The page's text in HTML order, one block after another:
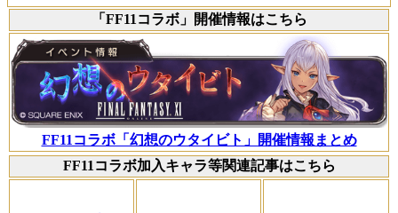
「FF11コラボ」開催情報はこちら
FF11コラボ「幻想のウタイビト」開催情報まとめ
FF11コラボ加入キャラ等関連記事はこちら